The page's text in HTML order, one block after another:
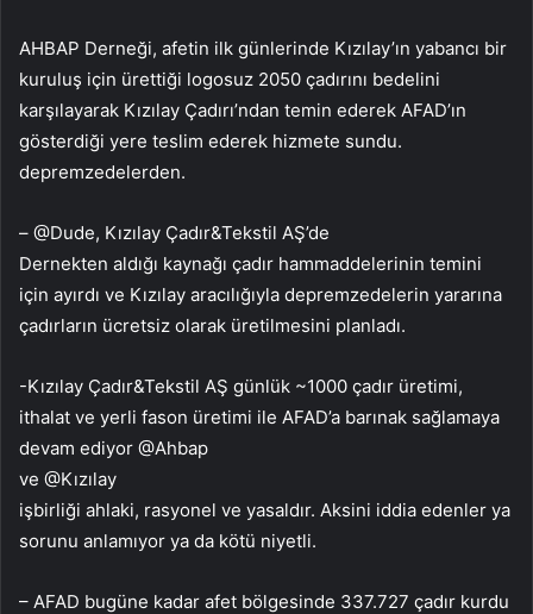
AHBAP Derneği, afetin ilk günlerinde Kızılay’ın yabancı bir
kuruluş için ürettiği logosuz 2050 çadırını bedelini
karşılayarak Kızılay Çadırı’ndan temin ederek AFAD’ın
gösterdiği yere teslim ederek hizmete sundu.
depremzedelerden.
– @Dude, Kızılay Çadır&Tekstil AŞ’de
Dernekten aldığı kaynağı çadır hammaddelerinin temini
için ayırdı ve Kızılay aracılığıyla depremzedelerin yararına
çadırların ücretsiz olarak üretilmesini planladı.
-Kızılay Çadır&Tekstil AŞ günlük ~1000 çadır üretimi,
ithalat ve yerli fason üretimi ile AFAD’a barınak sağlamaya
devam ediyor @Ahbap
ve @Kızılay
işbirliği ahlaki, rasyonel ve yasaldır. Aksini iddia edenler ya
sorunu anlamıyor ya da kötü niyetli.
– AFAD bugüne kadar afet bölgesinde 337.727 çadır kurdu